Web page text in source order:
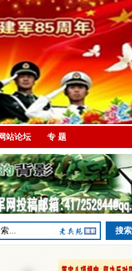
站论坛 专 题